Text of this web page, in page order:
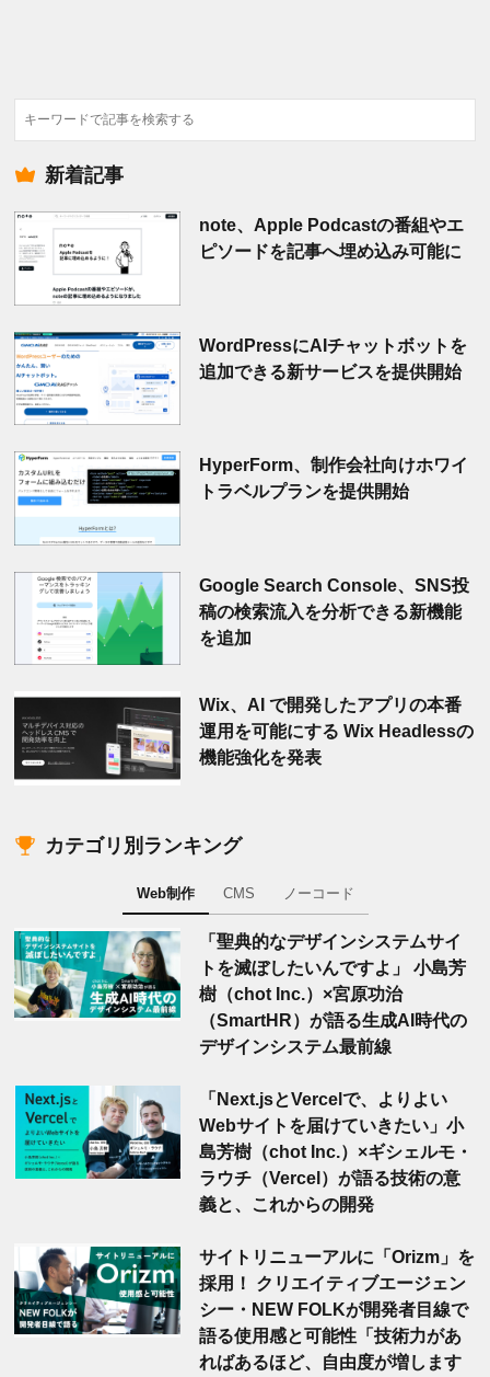
検
索
新着記事
note、Apple Podcastの番組やエ
ピソードを記事へ埋め込み可能に
WordPressにAIチャットボットを
追加できる新サービスを提供開始
HyperForm、制作会社向けホワイ
トラベルプランを提供開始
Google Search Console、SNS投
稿の検索流入を分析できる新機能
を追加
Wix、AI で開発したアプリの本番
運用を可能にする Wix Headlessの
機能強化を発表
カテゴリ別ランキング
Web制作 CMS ノーコード
「聖典的なデザインシステムサイ
トを滅ぼしたいんですよ」 小島芳
樹（chot Inc.）×宮原功治
（SmartHR）が語る生成AI時代の
デザインシステム最前線
「Next.jsとVercelで、よりよい
Webサイトを届けていきたい」小
島芳樹（chot Inc.）×ギシェルモ・
ラウチ（Vercel）が語る技術の意
義と、これからの開発
サイトリニューアルに「Orizm」を
採用！ クリエイティブエージェン
シー・NEW FOLKが開発者目線で
語る使用感と可能性「技術力があ
ればあるほど、自由度が増します